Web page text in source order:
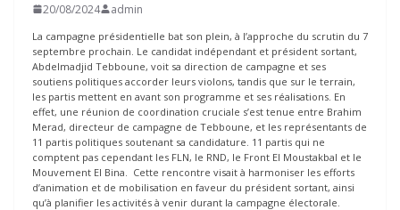
20/08/2024 admin
La campagne présidentielle bat son plein, à l’approche du scrutin du 7
septembre prochain. Le candidat indépendant et président sortant,
Abdelmadjid Tebboune, voit sa direction de campagne et ses
soutiens politiques accorder leurs violons, tandis que sur le terrain,
les partis mettent en avant son programme et ses réalisations. En
effet, une réunion de coordination cruciale s’est tenue entre Brahim
Merad, directeur de campagne de Tebboune, et les représentants de
11 partis politiques soutenant sa candidature. 11 partis qui ne
comptent pas cependant les FLN, le RND, le Front El Moustakbal et le
Mouvement El Bina. Cette rencontre visait à harmoniser les efforts
d’animation et de mobilisation en faveur du président sortant, ainsi
qu’à planifier les activités à venir durant la campagne électorale.